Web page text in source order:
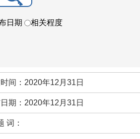
日期 相关程度
间：2020年12月31日
期：2020年12月31日
词：